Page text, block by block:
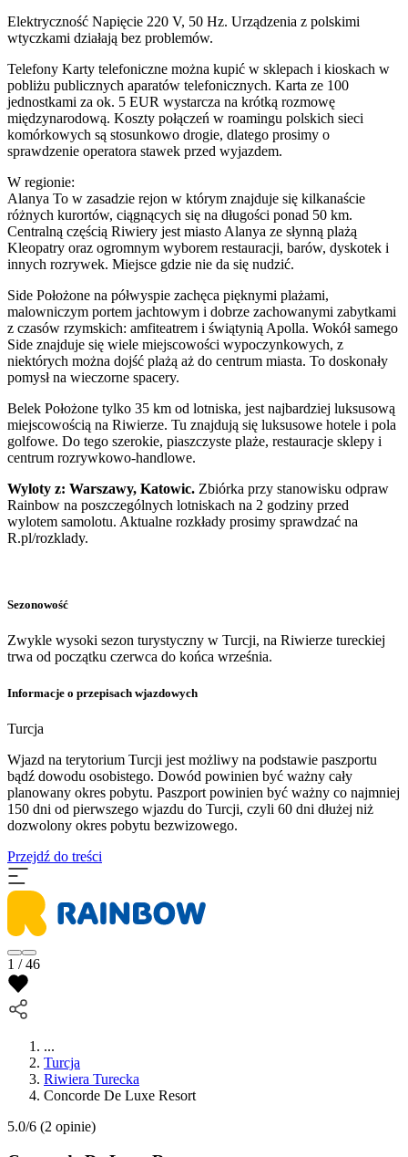
Elektryczność Napięcie 220 V, 50 Hz. Urządzenia z polskimi
wtyczkami działają bez problemów.
Telefony Karty telefoniczne można kupić w sklepach i kioskach w
pobliżu publicznych aparatów telefonicznych. Karta ze 100
jednostkami za ok. 5 EUR wystarcza na krótką rozmowę
międzynarodową. Koszty połączeń w roamingu polskich sieci
komórkowych są stosunkowo drogie, dlatego prosimy o
sprawdzenie operatora stawek przed wyjazdem.
W regionie:
Alanya To w zasadzie rejon w którym znajduje się kilkanaście
różnych kurortów, ciągnących się na długości ponad 50 km.
Centralną częścią Riwiery jest miasto Alanya ze słynną plażą
Kleopatry oraz ogromnym wyborem restauracji, barów, dyskotek i
innych rozrywek. Miejsce gdzie nie da się nudzić.
Side Położone na półwyspie zachęca pięknymi plażami,
malowniczym portem jachtowym i dobrze zachowanymi zabytkami
z czasów rzymskich: amfiteatrem i świątynią Apolla. Wokół samego
Side znajduje się wiele miejscowości wypoczynkowych, z
niektórych można dojść plażą aż do centrum miasta. To doskonały
pomysł na wieczorne spacery.
Belek Położone tylko 35 km od lotniska, jest najbardziej luksusową
miejscowością na Riwierze. Tu znajdują się luksusowe hotele i pola
golfowe. Do tego szerokie, piaszczyste plaże, restauracje sklepy i
centrum rozrywkowo-handlowe.
Wyloty z: Warszawy, Katowic. Zbiórka przy stanowisku odpraw
Rainbow na poszczególnych lotniskach na 2 godziny przed
wylotem samolotu. Aktualne rozkłady prosimy sprawdzać na
R.pl/rozklady.
Sezonowość
Zwykle wysoki sezon turystyczny w Turcji, na Riwierze tureckiej
trwa od początku czerwca do końca września.
Informacje o przepisach wjazdowych
Turcja
Wjazd na terytorium Turcji jest możliwy na podstawie paszportu
bądź dowodu osobistego. Dowód powinien być ważny cały
planowany okres pobytu. Paszport powinien być ważny co najmniej
150 dni od pierwszego wjazdu do Turcji, czyli 60 dni dłużej niż
dozwolony okres pobytu bezwizowego.
Przejdź do treści
1 / 46
...
Turcja
Riwiera Turecka
Concorde De Luxe Resort
5.0/6 (2 opinie)